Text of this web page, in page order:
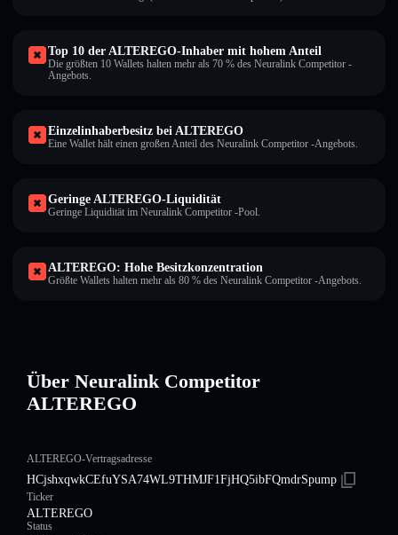
Top 10 der ALTEREGO-Inhaber mit hohem Anteil
Die größten 10 Wallets halten mehr als 70 % des Neuralink Competitor -
Angebots.
Einzelinhaberbesitz bei ALTEREGO
Eine Wallet hält einen großen Anteil des Neuralink Competitor -Angebots.
Geringe ALTEREGO-Liquidität
Geringe Liquidität im Neuralink Competitor -Pool.
ALTEREGO: Hohe Besitzkonzentration
Größte Wallets halten mehr als 80 % des Neuralink Competitor -Angebots.
Über Neuralink Competitor
ALTEREGO
ALTEREGO-Vertragsadresse
HCjshxqwkCEfuYSA74WL9THMJF1FjHQ5ibFQmdrSpump
Ticker
ALTEREGO
Status